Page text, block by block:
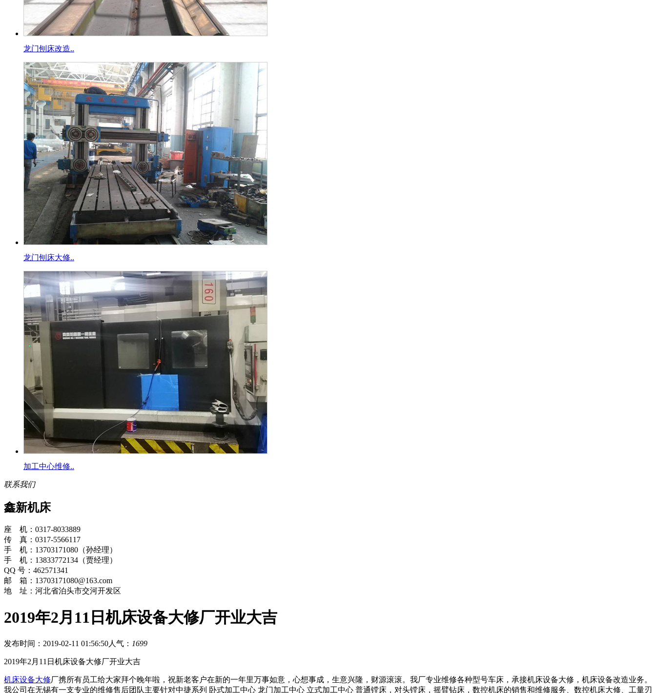
龙门刨床改造..
龙门刨床大修..
加工中心维修..
联系我们
鑫新机床
座 机：0317-8033889
传 真：0317-5566117
手 机：13703171080（孙经理）
手 机：13833772134（贾经理）
QQ 号：462571341
邮 箱：13703171080@163.com
地 址：河北省泊头市交河开发区
2019年2月11日机床设备大修厂开业大吉
发布时间：2019-02-11 01:56:50人气： 1699
2019年2月11日机床设备大修厂开业大吉
机床设备大修厂携所有员工给大家拜个晚年啦，祝新老客户在新的一年里万事如意，心想事成，生意兴隆，财源滚滚。我厂专业维修各种型号车床，承接机床设备大修，机床设备改造业务。
我公司在无锡有一支专业的维修售后团队主要针对中捷系列 卧式加工中心 龙门加工中心 立式加工中心 普通镗床，对头镗床，摇臂钻床，数控机床的销售和维修服务、数控机床大修、工量刃